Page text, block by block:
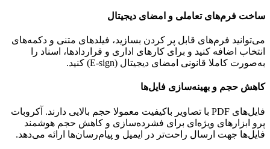
ساخت فرم‌های تعاملی و امضای دیجیتال
می‌توانید فرم‌های قابل پر کردن بسازید، فیلدهای متنی و دکمه‌های
انتخاب اضافه کنید و برای کارهای اداری و قراردادها، اسناد را
به‌صورت کاملا قانونی امضای دیجیتال (E-sign) کنید.
کاهش حجم و بهینه‌سازی فایل‌ها
فایل‌های PDF با تصاویر باکیفیت معمولا حجم بالایی دارند. آکروبات
پرو ابزارهای ویژه‌ای برای فشرده‌سازی و کاهش حجم هوشمند
فایل‌ها جهت ارسال راحت‌تر در ایمیل و پیام‌رسان‌ها ارائه می‌دهد.